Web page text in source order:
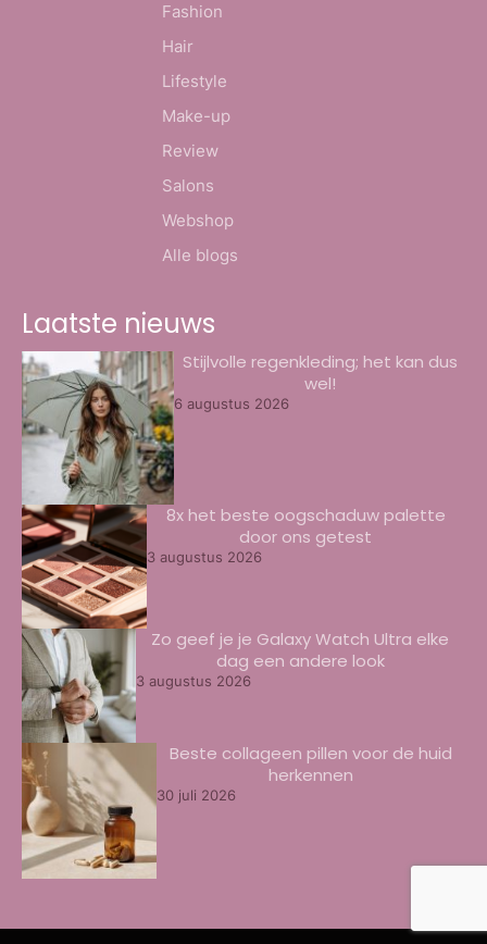
Fashion
Hair
Lifestyle
Make-up
Review
Salons
Webshop
Alle blogs
Laatste nieuws
Stijlvolle regenkleding; het kan dus
wel!
6 augustus 2026
8x het beste oogschaduw palette
door ons getest
3 augustus 2026
Zo geef je je Galaxy Watch Ultra elke
dag een andere look
3 augustus 2026
Beste collageen pillen voor de huid
herkennen
30 juli 2026